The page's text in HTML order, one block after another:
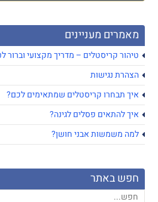
מאמרים מעניינים
טיהור קריסטלים – מדריך מקצועי וברור
הצהרת נגישות
איך תבחרו קריסטלים שמתאימים לכם?
איך להתאים פסלים לגינה?
למה משמשות אבני חושן?
חפש באתר